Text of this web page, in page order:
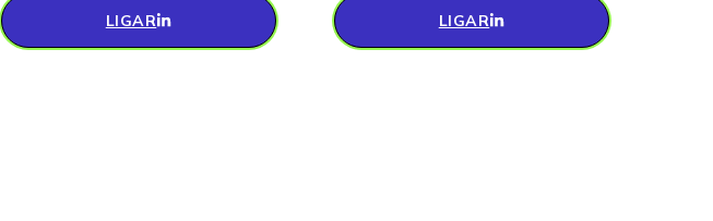
LIGAR LIGAR